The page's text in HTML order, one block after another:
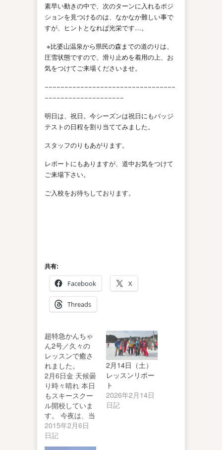
素早い動きの中で、次のターンに入れるポジ
ションを見つけるのは、なかなか難しい事で
すが、ヒントとなれば光栄です…。
※比婆山温泉から県民の森までの道のりは、
圧雪状態ですので、滑り止めを着用の上、お
気をつけてご来場くださいませ。
−−−−−−−−−−−−−−−−−−−−−−−−−−−−−−−−−
−−−−−−−−−−−−−−−−−−−−
明日は、祝日。今シーズンは祝日にもバッジ
テストの日程を割り当ててみました。
スタッフのりもあがります。
レポートにもありますが、道中お気をつけて
ご来場下さい。
ご入校をお待ちしております。
共有:
Facebook X
Threads
超特急かんちゃ
ん2号／久々の
レッスンで癒さ
れました。
2月6日金 天候曇
り時々晴れ 本日
もスキースクー
ル開校していま
す。 今夜は、当
番のかんちゃん
先生から…
2015年2月6日
日記
2月14日（土）
レッスンリポー
ト
2026年2月14日
日記